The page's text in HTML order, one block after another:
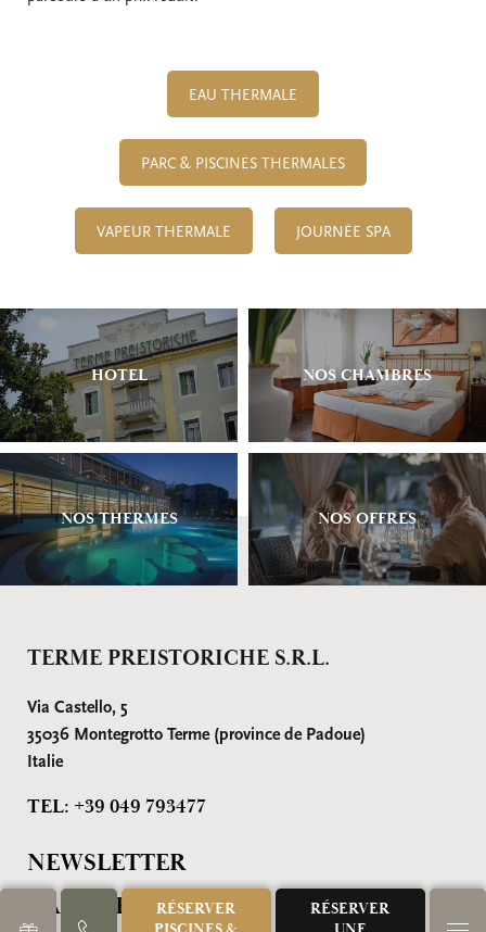
RÉSERVER
RÉSERVER
EAU THERMALE
PARC & PISCINES THERMALES
VAPEUR THERMALE JOURNÉE SPA
HOTEL NOS CHAMBRES
NOS THERMES NOS OFFRES
TERME PREISTORICHE S.R.L.
Via Castello, 5
35036 Montegrotto Terme (province de Padoue)
Italie
TEL: +39 049 793477
NEWSLETTER
GALERIE PHOTOS